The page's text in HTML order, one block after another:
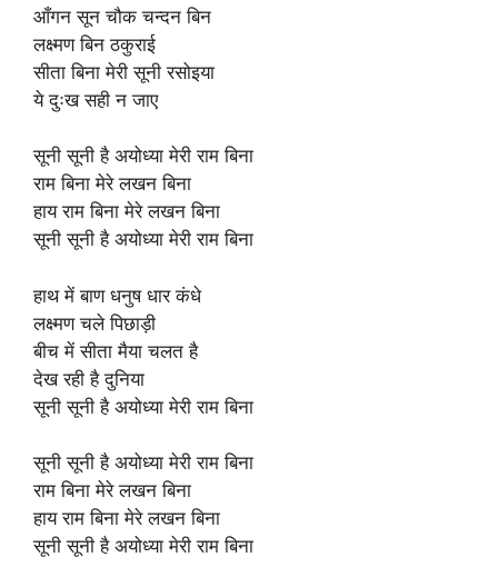
आँगन सून चौक चन्दन बिन
लक्ष्मण बिन ठकुराई
सीता बिना मेरी सूनी रसोइया
ये दुःख सही न जाए
सूनी सूनी है अयोध्या मेरी राम बिना
राम बिना मेरे लखन बिना
हाय राम बिना मेरे लखन बिना
सूनी सूनी है अयोध्या मेरी राम बिना
हाथ में बाण धनुष धार कंधे
लक्ष्मण चले पिछाड़ी
बीच में सीता मैया चलत है
देख रही है दुनिया
सूनी सूनी है अयोध्या मेरी राम बिना
सूनी सूनी है अयोध्या मेरी राम बिना
राम बिना मेरे लखन बिना
हाय राम बिना मेरे लखन बिना
सूनी सूनी है अयोध्या मेरी राम बिना